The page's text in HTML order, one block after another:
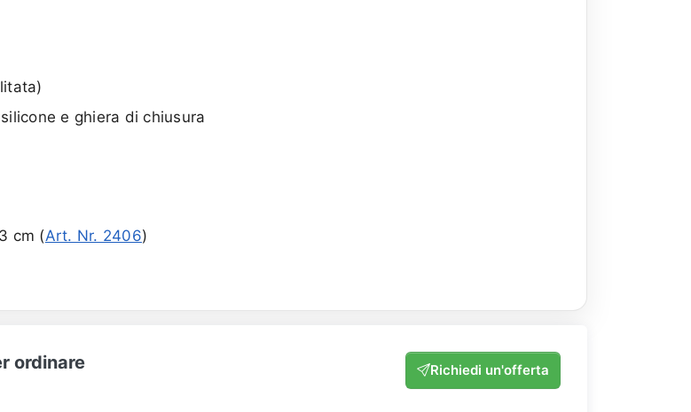
e ghiera di chiusura
cm (Art. Nr. 2406)
ordinare Richiedi un'offerta